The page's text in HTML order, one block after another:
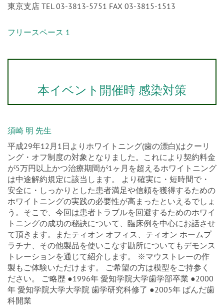
東京支店 TEL 03-3813-5751 FAX 03-3815-1513
フリースペース 1
本イベント開催時 感染対策
須崎 明 先生
平成29年12月1日よりホワイトニング(歯の漂白)はクーリ
ング・オフ制度の対象となりました。これにより契約料金
が5万円以上かつ治療期間が1ヶ月を超えるホワイトニング
は中途解約規定に該当します。 より確実に・短時間で・
安全に・しっかりとした患者満足や信頼を獲得するための
ホワイトニングの実践の必要性が高まったといえるでしょ
う。そこで、今回は患者トラブルを回避するためのホワイ
トニングの成功の秘訣について、臨床例を中心にお話させ
て頂きます。またティオン オフィス、ティオン ホームプ
ラチナ、その他製品を使いこなす勘所についてもデモンス
トレーションを通じて紹介します。 ※マウストレーの作
製もご体験いただけます。 ご希望の方は模型をご持参く
ださい。 ご略歴 ●1996年 愛知学院大学歯学部卒業 ●2000
年 愛知学院大学大学院 歯学研究科修了 ●2005年 ぱんだ歯
科開業